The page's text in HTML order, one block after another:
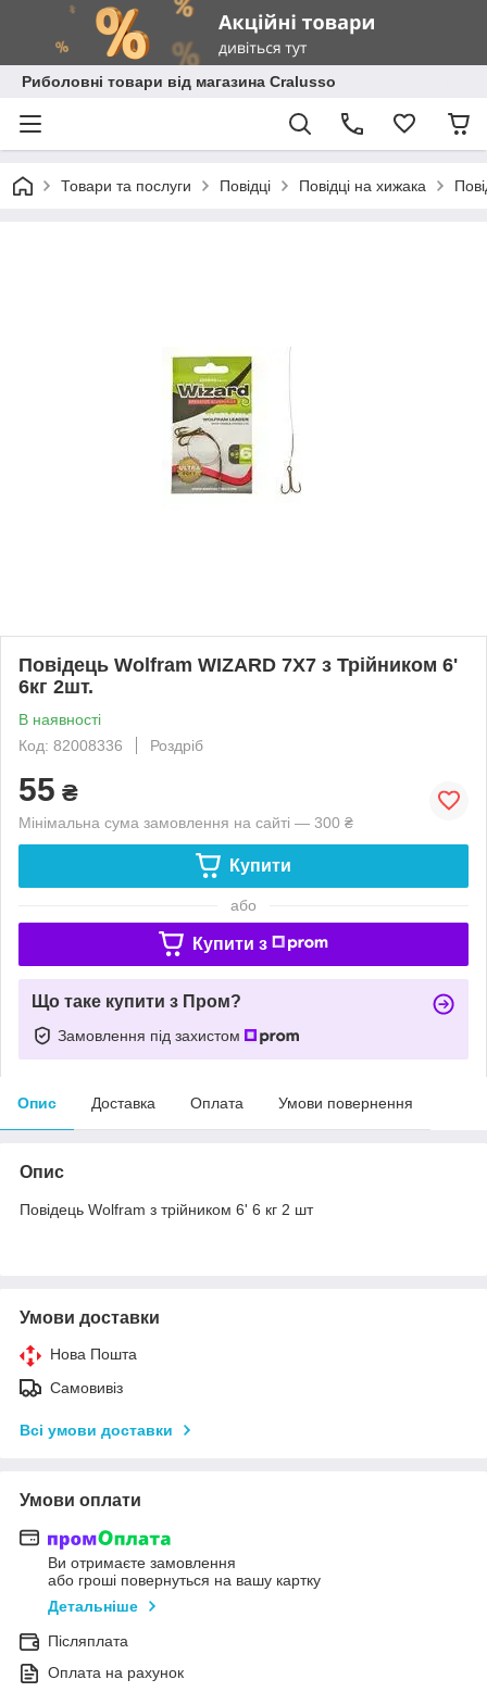
Риболовні товари від магазина Cralusso
Товари та послуги Повідці Повідці на хижака
Повідець Wolfram WIZARD 7X7 з Трійником 6'
6кг 2шт.
В наявності
Код: 82008336
Роздріб
55 ₴
Мінімальна сума замовлення на сайті — 300 ₴
Купити
або
Купити з
Що таке купити з Пром?
Замовлення під захистом
Опис Доставка Оплата Умови повернення
Опис
Повідець Wolfram з трійником 6' 6 кг 2 шт
Умови доставки
Нова Пошта
Самовивіз
Всі умови доставки
Умови оплати
Ви отримаєте замовлення
або гроші повернуться на вашу картку
Детальніше
Післяплата
Оплата на рахунок